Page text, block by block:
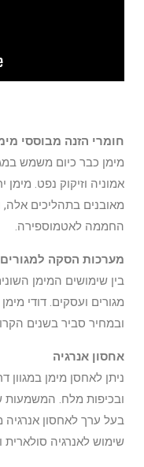
חומרי הזנה מבוססי
מימן כבר כיום משמש
אמוניה וזיקוק נפט.
מאובנים בתהליכים
החממה לאטמוספירה.
מערכות הסקה
בין שימושים המימן
מגורים ועסקים. דודי
ובמחיר סביר בשנים
אחסון אנרגיה
ניתן לאחסן מימן
ובכיפות מלח. המשמעות
בעל ערך לאחסון אנרגיה
שימוש לאנרגיה סולארית